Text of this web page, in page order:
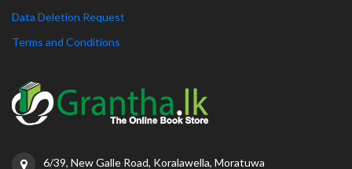
Data Deletion Request
Terms and Conditions
6/39, New Galle Road, Koralawella, Moratuwa